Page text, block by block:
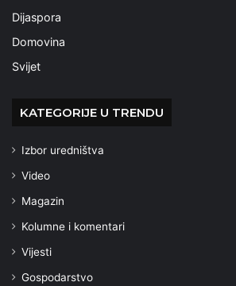
Dijaspora
Domovina
Svijet
KATEGORIJE U TRENDU
Izbor uredništva
Video
Magazin
Kolumne i komentari
Vijesti
Gospodarstvo